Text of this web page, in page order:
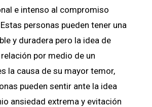
e intenso al compromiso
personas pueden tener una
y duradera pero la idea de
por medio de un
la causa de su mayor temor,
pueden sentir ante la idea
ansiedad extrema y evitación